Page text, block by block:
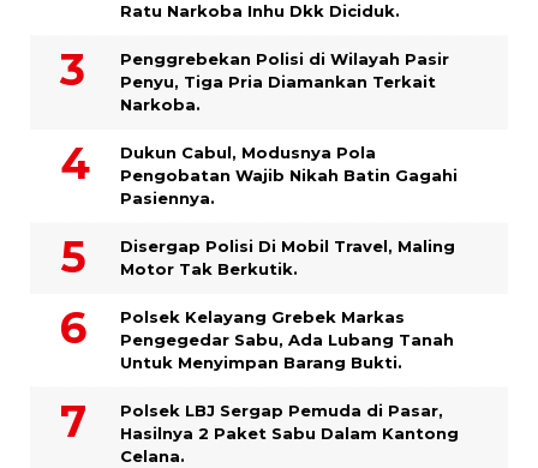
Ratu Narkoba Inhu Dkk Diciduk.
Penggrebekan Polisi di Wilayah Pasir
Penyu, Tiga Pria Diamankan Terkait
Narkoba.
Dukun Cabul, Modusnya Pola
Pengobatan Wajib Nikah Batin Gagahi
Pasiennya.
Disergap Polisi Di Mobil Travel, Maling
Motor Tak Berkutik.
Polsek Kelayang Grebek Markas
Pengegedar Sabu, Ada Lubang Tanah
Untuk Menyimpan Barang Bukti.
Polsek LBJ Sergap Pemuda di Pasar,
Hasilnya 2 Paket Sabu Dalam Kantong
Celana.